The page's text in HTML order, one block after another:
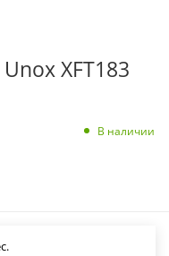
XFT183
В наличии